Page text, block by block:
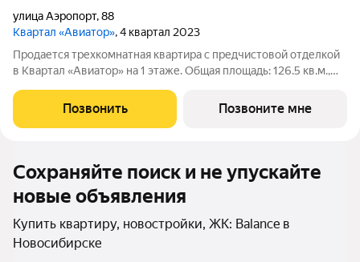
улица Аэропорт,88
Квартал «Авиатор», 4 квартал 2023
Продается трехкомнатная квартира с предчистовой отделкой
в Квартал «Авиатор» на 1 этаже. Общая площадь: 126.5 кв.м.,
кв.м. Высота потолков 2.72 м. Трехкомнатная квартира в
квартале Авиатор.
Позвонить Позвоните мне
Сохраняйте поиск и не упускайте
новые объявления
Купить квартиру, новостройки, ЖК: Balance в
Новосибирске